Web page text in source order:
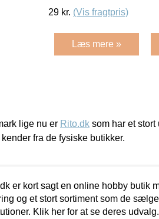
29 kr. (Vis fragtpris)
Læs mere »
lige nu er Rito.dk som har et stort
fra de fysiske butikker.
er kort sagt en online hobby butik
og et stort sortiment som de
Klik her for at se deres udvalg.